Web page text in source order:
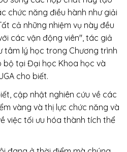
chức năng điều hành như giải
cả những nhiệm vụ này đều
các vận động viên", tác giả
tâm lý học trong Chương trình
bộ tại Đại học Khoa học và
cho biết.
cập nhật nghiên cứu về các
vàng và thị lực chức năng và
việc tối ưu hóa thành tích thể